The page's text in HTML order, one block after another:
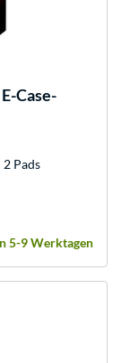
Case-
Pads
5-9 Werktagen